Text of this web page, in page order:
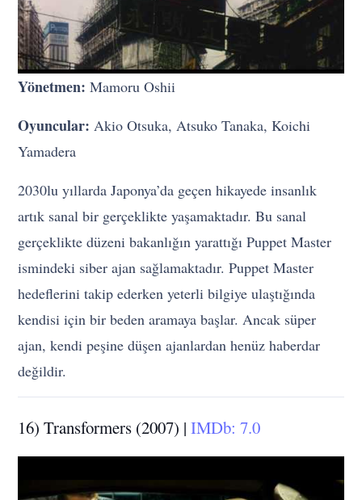
Yönetmen: Mamoru Oshii
Oyuncular: Akio Otsuka, Atsuko Tanaka, Koichi
Yamadera
2030lu yıllarda Japonya’da geçen hikayede insanlık
artık sanal bir gerçeklikte yaşamaktadır. Bu sanal
gerçeklikte düzeni bakanlığın yarattığı Puppet Master
ismindeki siber ajan sağlamaktadır. Puppet Master
hedeflerini takip ederken yeterli bilgiye ulaştığında
kendisi için bir beden aramaya başlar. Ancak süper
ajan, kendi peşine düşen ajanlardan henüz haberdar
değildir.
16) Transformers (2007) |IMDb: 7.0